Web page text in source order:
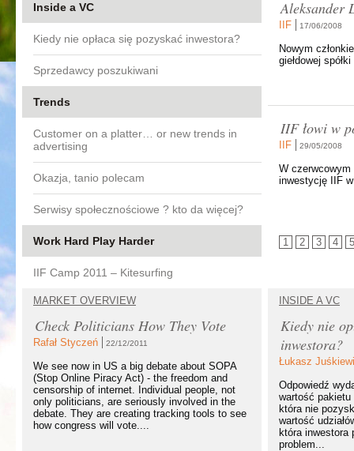
Inside a VC
Kiedy nie opłaca się pozyskać inwestora?
Sprzedawcy poszukiwani
Trends
Customer on a platter… or new trends in
advertising
Okazja, tanio polecam
Serwisy społecznościowe ? kto da więcej?
Work Hard Play Harder
IIF Camp 2011 – Kitesurfing
Aleksander
IIF 17/06/2008
Nowym
giełdowej
IIF łowi w
IIF 29/05/2008
W
inwestycję IIF
1 2 3 4 5
MARKET OVERVIEW
Check Politicians How They Vote
Rafał Styczeń 22/12/2011
We see now in US a big debate about SOPA
(Stop Online Piracy Act) - the freedom and
censorship of internet. Individual people, not
only politicians, are seriously involved in the
debate. They are creating tracking tools to see
how congress will vote....
INSIDE A VC
Kiedy nie
inwestora?
Łukasz
Odpowiedź
wartość pakietu
która nie
wartość
która inwestora
problem...